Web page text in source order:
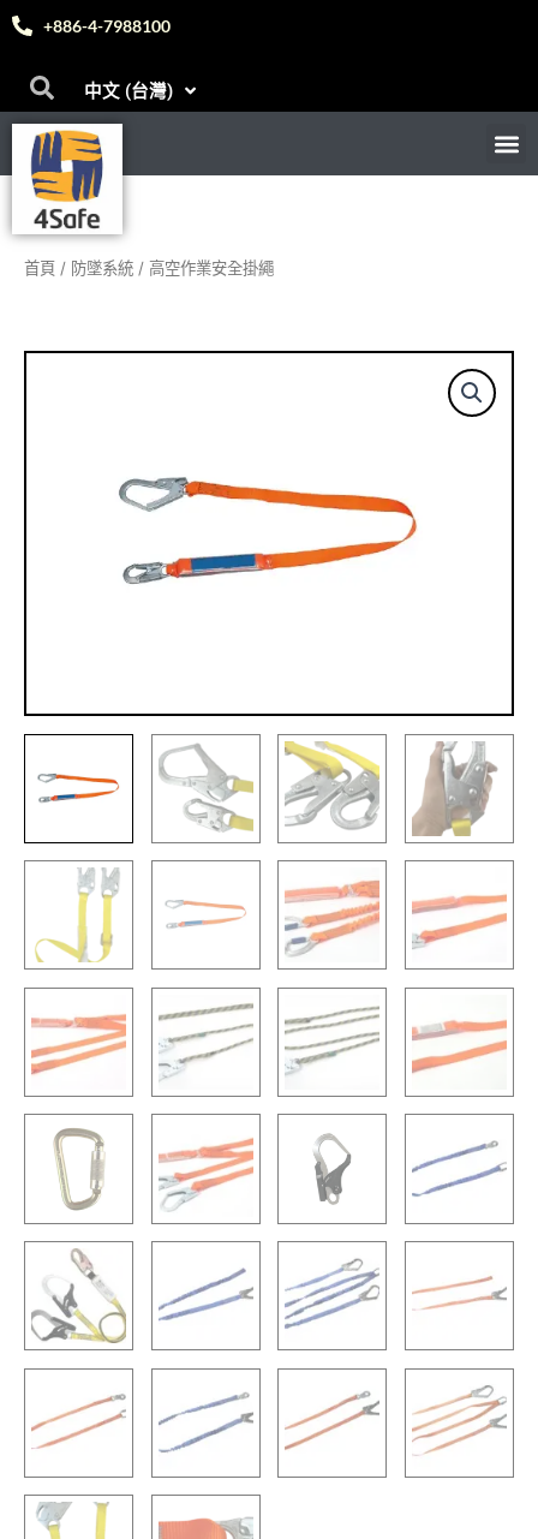
跳
內
+886-4-7988100
中文 (台灣)
日本語
Español
首頁 / 防墜系統 / 高空作業安全掛繩